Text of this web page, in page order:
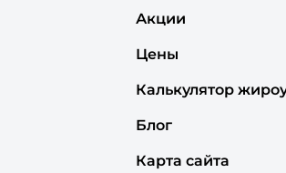
Акции
Цены
Калькулятор
Блог
Карта сайта